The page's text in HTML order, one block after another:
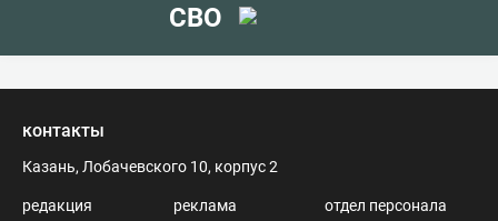
СВО
контакты
Казань, Лобачевского 10, корпус 2
редакция
реклама
отдел персонала